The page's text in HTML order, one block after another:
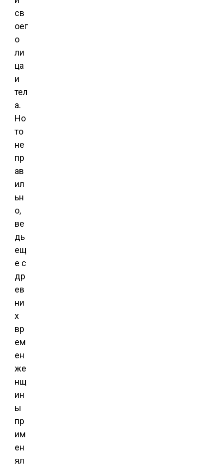
св
оег
о
ли
ца
и
тел
а.
Но
то
не
пр
ав
ил
ьн
о,
ве
дь
ещ
е с
др
ев
ни
х
вр
ем
ен
же
нщ
ин
ы
пр
им
ен
ял